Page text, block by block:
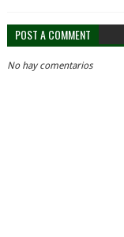
POST A COMMENT
No hay comentarios